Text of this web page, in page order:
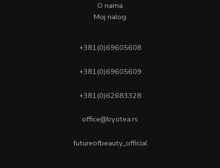
O nama
Moj nalog
+381(0)69605608
+381(0)69605609
+381(0)62683328
office@byotea.rs
futureofbeauty_official